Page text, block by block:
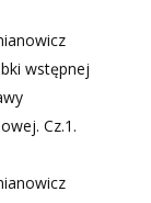
wstępnej
Cz.1.